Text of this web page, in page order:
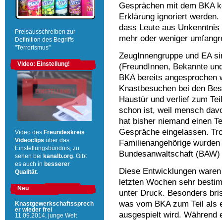
Gesprächen mit dem BKA
Erklärung ignoriert
dass Leute aus
mehr oder weniger
ZeugInnengruppe und EA
(FreundInnen, Bekannte
BKA bereits angesprochen
Knastbesuchen bei den
Haustür und verlief zum
schon ist, weil mensch
hat bisher niemand einen
Gespräche eingelassen.
Familienangehörige
Bundesanwaltschaft
Diese Entwicklungen
letzten Wochen sehr
unter Druck. Besonders
was vom BKA zum Teil
ausgespielt wird. Während
Preisausschreiben zur
Definition des Begriffs
"Terrorismus"
Video: Einstellung!
Video des Freundeskreis
Videoclips über das
Einstellungsbündnis, zu
sehen bei kanalb.org . Gibt
es auch in besserer
Qualität
Neu
Knastgewerkschaftssprech
er wieder frei
11.09.2014, junge Welt